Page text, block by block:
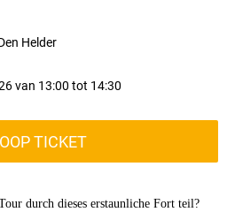
Helder
van 13:00 tot 14:30
TICKET
durch dieses erstaunliche Fort teil?